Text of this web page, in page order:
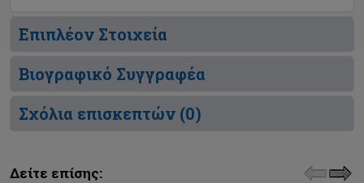
Επιπλέον Στοιχεία
Βιογραφικό Συγγραφέα
Σχόλια επισκεπτών (0)
Δείτε επίσης: